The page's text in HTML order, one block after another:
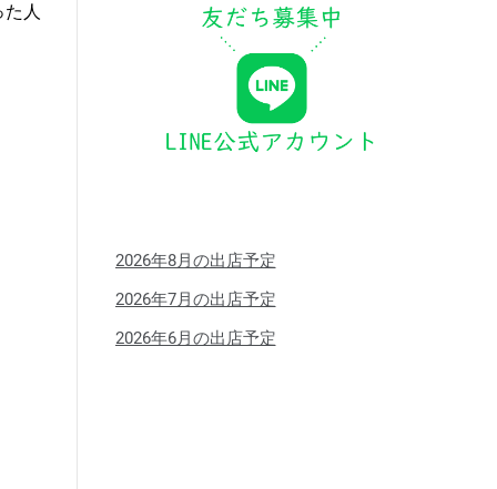
人
2026年8月の出店予定
2026年7月の出店予定
2026年6月の出店予定